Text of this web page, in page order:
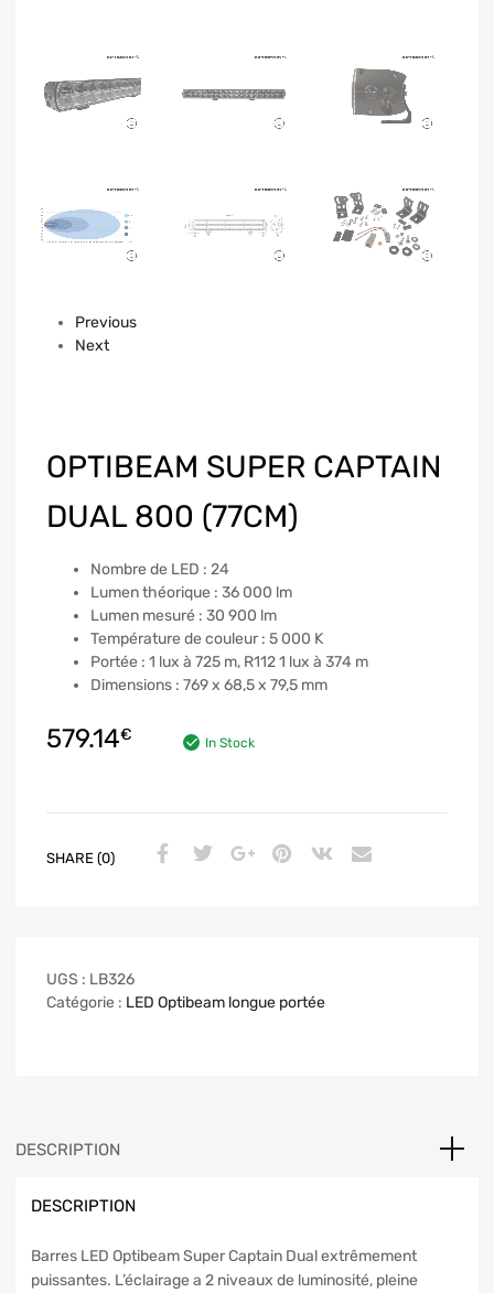
Previous
Next
OPTIBEAM SUPER CAPTAIN
DUAL 800 (77CM)
Nombre de LED : 24
Lumen théorique : 36 000 lm
Lumen mesuré : 30 900 lm
Température de couleur : 5 000 K
Portée : 1 lux à 725 m, R112 1 lux à 374 m
Dimensions : 769 x 68,5 x 79,5 mm
579.14€ In Stock
SHARE (0)
UGS : LB326
Catégorie : LED Optibeam longue portée
DESCRIPTION
DESCRIPTION
Barres LED Optibeam Super Captain Dual extrêmement
puissantes. L’éclairage a 2 niveaux de luminosité, pleine